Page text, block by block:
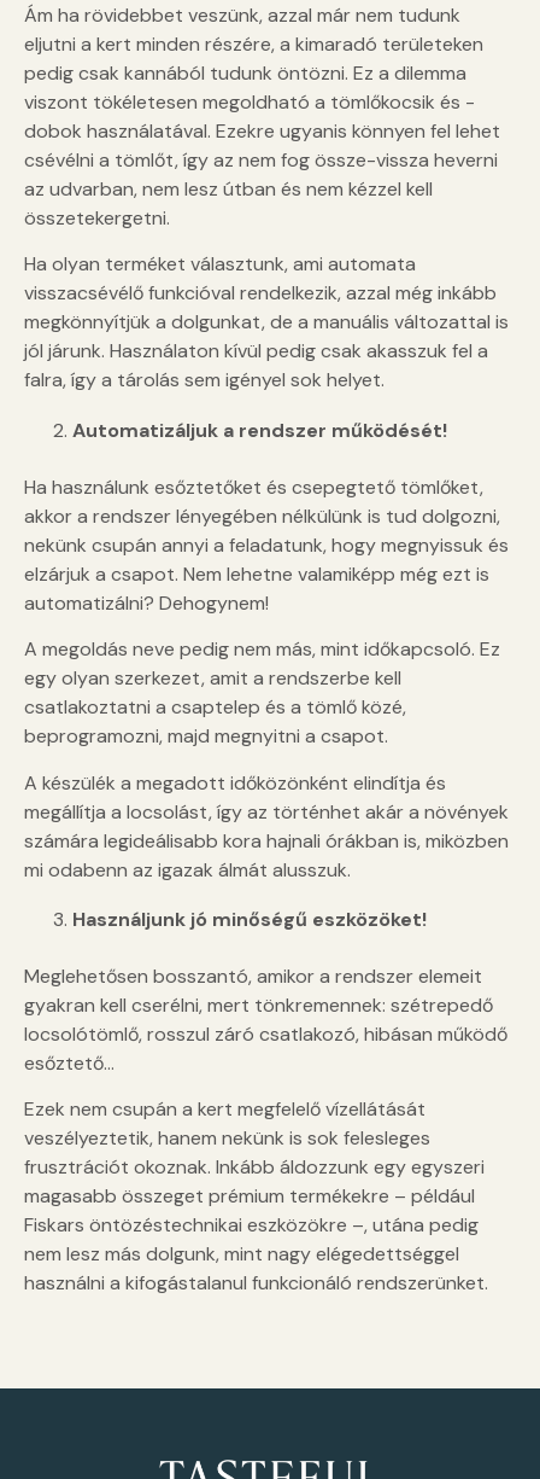
Ám ha rövidebbet veszünk, azzal már nem tudunk
eljutni a kert minden részére, a kimaradó területeken
pedig csak kannából tudunk öntözni. Ez a dilemma
viszont tökéletesen megoldható a tömlőkocsik és -
dobok használatával. Ezekre ugyanis könnyen fel lehet
csévélni a tömlőt, így az nem fog össze-vissza heverni
az udvarban, nem lesz útban és nem kézzel kell
összetekergetni.
Ha olyan terméket választunk, ami automata
visszacsévélő funkcióval rendelkezik, azzal még inkább
megkönnyítjük a dolgunkat, de a manuális változattal is
jól járunk. Használaton kívül pedig csak akasszuk fel a
falra, így a tárolás sem igényel sok helyet.
Automatizáljuk a rendszer működését!
Ha használunk esőztetőket és csepegtető tömlőket,
akkor a rendszer lényegében nélkülünk is tud dolgozni,
nekünk csupán annyi a feladatunk, hogy megnyissuk és
elzárjuk a csapot. Nem lehetne valamiképp még ezt is
automatizálni? Dehogynem!
A megoldás neve pedig nem más, mint időkapcsoló. Ez
egy olyan szerkezet, amit a rendszerbe kell
csatlakoztatni a csaptelep és a tömlő közé,
beprogramozni, majd megnyitni a csapot.
A készülék a megadott időközönként elindítja és
megállítja a locsolást, így az történhet akár a növények
számára legideálisabb kora hajnali órákban is, miközben
mi odabenn az igazak álmát alusszuk.
Használjunk jó minőségű eszközöket!
Meglehetősen bosszantó, amikor a rendszer elemeit
gyakran kell cserélni, mert tönkremennek: szétrepedő
locsolótömlő, rosszul záró csatlakozó, hibásan működő
esőztető…
Ezek nem csupán a kert megfelelő vízellátását
veszélyeztetik, hanem nekünk is sok felesleges
frusztrációt okoznak. Inkább áldozzunk egy egyszeri
magasabb összeget prémium termékekre – például
Fiskars öntözéstechnikai eszközökre –, utána pedig
nem lesz más dolgunk, mint nagy elégedettséggel
használni a kifogástalanul funkcionáló rendszerünket.